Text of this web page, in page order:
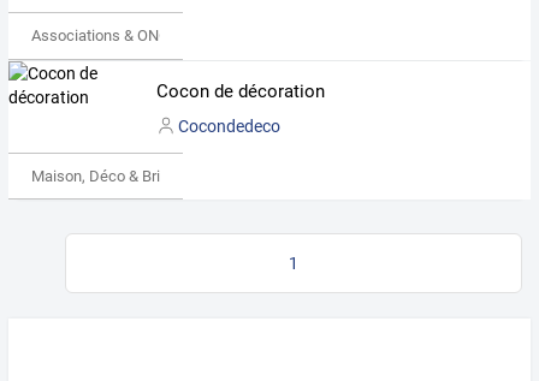
Associations & ONG
Cocon de décoration
Cocondedeco
Maison, Déco & Bricolage
1